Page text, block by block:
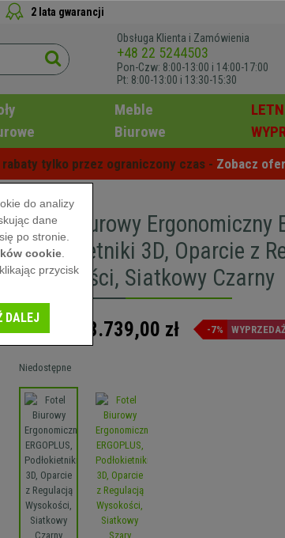
2 lata gwarancji
Obsługa Klienta i Zamówienia
+48 22 5244503
Pon-Czw: 8:00-13:00 i 14:00-17:00
Pt: 8:00-13:00 i 13:30-15:30
Meble
Biurowe
tylko przez ograniczony czas - Zobacz
Fotel Biurowy Ergonomiczny
Podłokietniki 3D, Oparcie z
Wysokości, Siatkowy Czarny
4.009,00 zł 3.739,00 zł -7%
Niedostępne
do analizy
dane
po stronie.
cookie
przycisk
DALEJ